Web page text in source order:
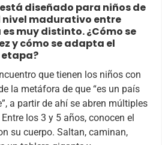
diseñado para niños de
nivel madurativo entre
muy distinto. ¿Cómo se
y cómo se adapta el
que tienen los niños con
la metáfora de que “es un país
a partir de ahí se abren múltiples
los 3 y 5 años, conocen el
su cuerpo. Saltan, caminan,